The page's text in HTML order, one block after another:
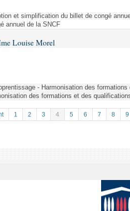
et simplification du billet de congé
annuel de la SNCF
Louise Morel
- Harmonisation des
des formations et des
1 2 3 4 5 6 7 8 9